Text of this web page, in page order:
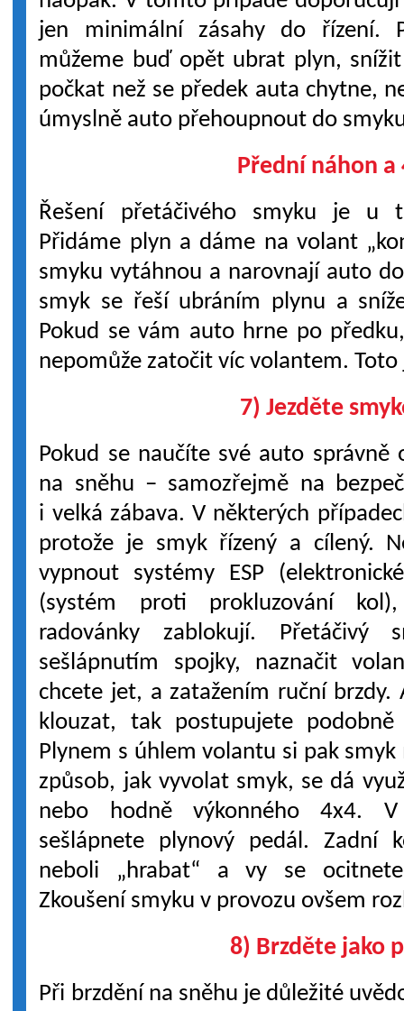
jen minimální zásahy do řízení.
můžeme buď opět ubrat plyn,
počkat než se předek auta chytne,
úmyslně auto přehoupnout do
Přední náhon a
Řešení přetáčivého smyku je u
Přidáme plyn a dáme na volant
smyku vytáhnou a narovnají auto
smyk se řeší ubráním plynu a
Pokud se vám auto hrne po
nepomůže zatočit víc volantem.
7) Jezděte
Pokud se naučíte své auto správně
na sněhu – samozřejmě na
i velká zábava. V některých
protože je smyk řízený a cílený.
vypnout systémy ESP
(systém proti prokluzování
radovánky zablokují. Přetáčivý
sešlápnutím spojky, naznačit
chcete jet, a zatažením ruční brzdy.
klouzat, tak postupujete
Plynem s úhlem volantu si pak
způsob, jak vyvolat smyk, se dá
nebo hodně výkonného 4x4.
sešlápnete plynový pedál. Zadní
neboli „hrabat“ a vy se
Zkoušení smyku v provozu ovšem
8) Brzděte jako
Při brzdění na sněhu je důležité